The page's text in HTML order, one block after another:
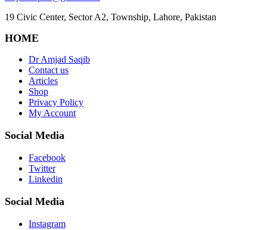
19 Civic Center, Sector A2, Township, Lahore, Pakistan
HOME
Dr Amjad Saqib
Contact us
Articles
Shop
Privacy Policy
My Account
Social Media
Facebook
Twitter
Linkedin
Social Media
Instagram